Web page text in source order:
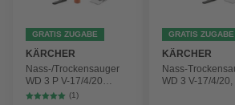
GRATIS ZUGABE
KÄRCHER
Nass-/Trockensauger
WD 3 P V-17/4/20
Workshop mit
(1)
GRATIS ZUGABE
KÄRCHER
Nass-
WD 3 V-17/4/20,